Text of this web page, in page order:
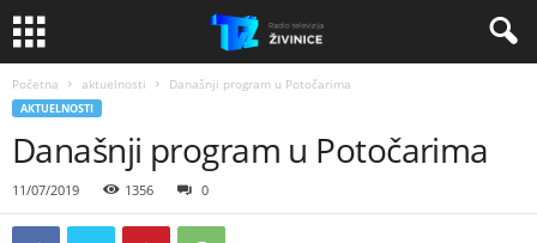
Početna aktuelnosti Današnji program u Potočarima
AKTUELNOSTI
Današnji program u Potočarima
11/07/2019 1356 0